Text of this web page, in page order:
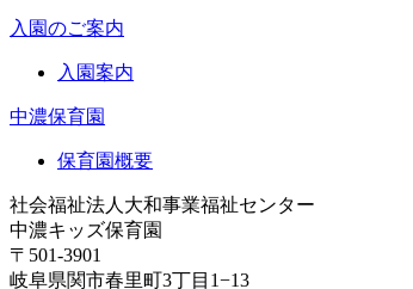
入園のご案内
入園案内
中濃保育園
保育園概要
社会福祉法人大和事業福祉センター
中濃キッズ保育園
〒501-3901
岐阜県関市春里町3丁目1−13